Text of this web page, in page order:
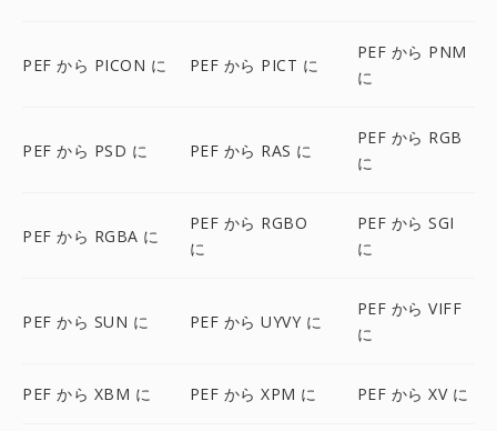
PEF から PICON に PEF から PICT に
PEF から PNM
に
PEF から PSD に PEF から RAS に
PEF から RGB
に
PEF から RGBA に
PEF から RGBO
に
PEF から SGI
に
PEF から SUN に PEF から UYVY に
PEF から VIFF
に
PEF から XBM に PEF から XPM に PEF から XV に